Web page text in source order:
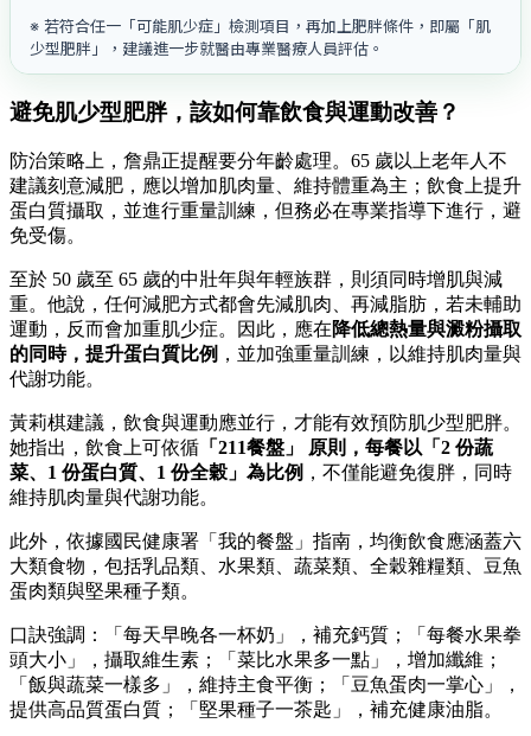
※ 若符合任一「可能肌少症」檢測項目，再加上肥胖條件，即屬「肌
少型肥胖」，建議進一步就醫由專業醫療人員評估。
避免肌少型肥胖，該如何靠飲食與運動改善？
防治策略上，詹鼎正提醒要分年齡處理。65 歲以上老年人不
建議刻意減肥，應以增加肌肉量、維持體重為主；飲食上提升
蛋白質攝取，並進行重量訓練，但務必在專業指導下進行，避
免受傷。
至於 50 歲至 65 歲的中壯年與年輕族群，則須同時增肌與減
重。他說，任何減肥方式都會先減肌肉、再減脂肪，若未輔助
運動，反而會加重肌少症。因此，應在降低總熱量與澱粉攝取
的同時，提升蛋白質比例 ，並加強重量訓練，以維持肌肉量與
代謝功能。
黃莉棋建議，飲食與運動應並行，才能有效預防肌少型肥胖。
她指出，飲食上可依循 「211餐盤」 原則，每餐以「2 份蔬
菜、1 份蛋白質、1 份全穀」為比例 ，不僅能避免復胖，同時
維持肌肉量與代謝功能。
此外，依據國民健康署「我的餐盤」指南，均衡飲食應涵蓋六
大類食物，包括乳品類、水果類、蔬菜類、全穀雜糧類、豆魚
蛋肉類與堅果種子類。
口訣強調：「每天早晚各一杯奶」，補充鈣質；「每餐水果拳
頭大小」，攝取維生素；「菜比水果多一點」，增加纖維；
「飯與蔬菜一樣多」，維持主食平衡；「豆魚蛋肉一掌心」，
提供高品質蛋白質；「堅果種子一茶匙」，補充健康油脂。